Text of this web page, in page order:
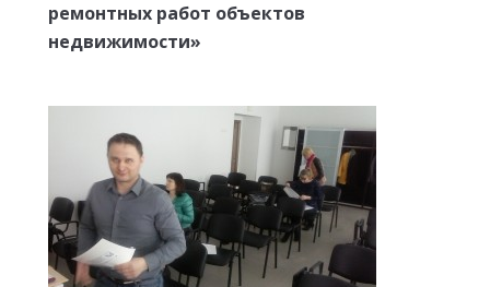
ремонтных работ объектов
недвижимости»